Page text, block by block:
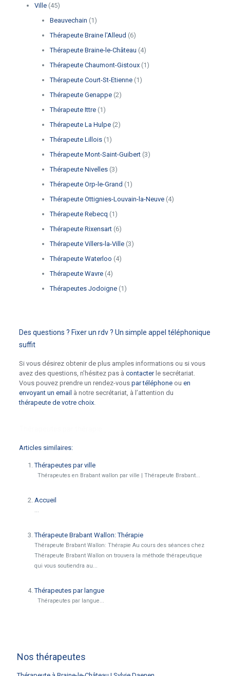
Ville(45)
Beauvechain (1)
Thérapeute Braine l'Alleud (6)
Thérapeute Braine-le-Château (4)
Thérapeute Chaumont-Gistoux(1)
Thérapeute Court-St-Etienne(1)
Thérapeute Genappe(2)
Thérapeute Ittre(1)
Thérapeute La Hulpe(2)
Thérapeute Lillois(1)
Thérapeute Mont-Saint-Guibert(3)
Thérapeute Nivelles(3)
Thérapeute Orp-le-Grand (1)
Thérapeute Ottignies-Louvain-la-Neuve(4)
Thérapeute Rebecq (1)
Thérapeute Rixensart(6)
Thérapeute Villers-la-Ville(3)
Thérapeute Waterloo (4)
Thérapeute Wavre(4)
Thérapeutes Jodoigne(1)
Des questions ? Fixer un rdv ? Un simple appel téléphonique
suffit
Si vous désirez obtenir de plus amples informations ou si vous
avez des questions, n’hésitez pas à contacterle secrétariat.
Vous pouvez prendre un rendez-vous par téléphoneou en
envoyant un email à notre secrétariat, à l’attention du
thérapeute de votre choix.
Articles similaires:
Thérapeutes par ville
Thérapeutes en Brabant wallon par ville | Thérapeute Brabant...
Accueil
...
Thérapeute Brabant Wallon: Thérapie
Thérapeute Brabant Wallon: Thérapie Au cours des séances chez
Thérapeute Brabant Wallon on trouvera la méthode thérapeutique
qui vous soutiendra au...
Thérapeutes par langue
Thérapeutes par langue...
Nos thérapeutes